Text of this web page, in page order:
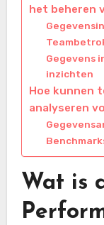
het beheren
Gegevens
inzichten
Hoe kunnen
analyseren
Wat is